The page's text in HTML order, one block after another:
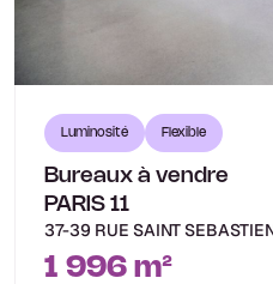
Luminosité Flexible
Bureaux à vendre
PARIS 11
37-39 RUE SAINT
1 996 m²